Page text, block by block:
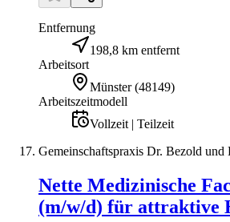
Entfernung
198,8 km entfernt
Arbeitsort
Münster (48149)
Arbeitszeitmodell
Vollzeit | Teilzeit
Gemeinschaftspraxis Dr. Bezold und
Nette Medizinische
(m/w/d) für attraktive